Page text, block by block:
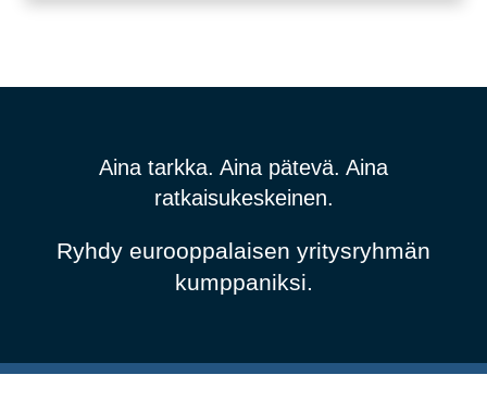
Aina tarkka. Aina pätevä. Aina
ratkaisukeskeinen.
Ryhdy eurooppalaisen yritysryhmän
kumppaniksi.